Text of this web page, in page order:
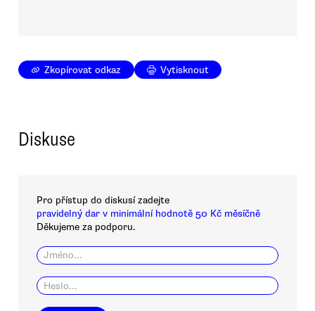
Zkopírovat odkaz Vytisknout
Diskuse
Pro přístup do diskusí zadejte
pravidelný dar v minimální hodnotě 50 Kč měsíčně
Děkujeme za podporu.